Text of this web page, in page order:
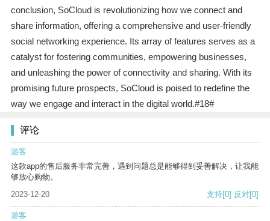
conclusion, SoCloud is revolutionizing how we connect and
share information, offering a comprehensive and user-friendly
social networking experience. Its array of features serves as a
catalyst for fostering communities, empowering businesses,
and unleashing the power of connectivity and sharing. With its
promising future prospects, SoCloud is poised to redefine the
way we engage and interact in the digital world.#18#
评论
游客
这款app的售后服务非常完善，遇到问题总是能够得到妥善解决，让我能
够放心购物。
2023-12-20
支持[0] 反对[0]
游客